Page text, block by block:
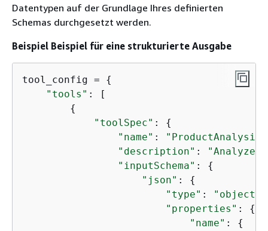
Datentypen auf der Grundlage Ihres definierten
Schemas durchgesetzt werden.
Beispiel Beispiel für eine strukturierte Ausgabe
tool_config = {
"tools" : [
{
"toolSpec" : {
"name" : "ProductAnalysis"
"description" :
"Analyze
"inputSchema" : {
"json" : {
"type" : "object"
"properties" : {
"name" : {